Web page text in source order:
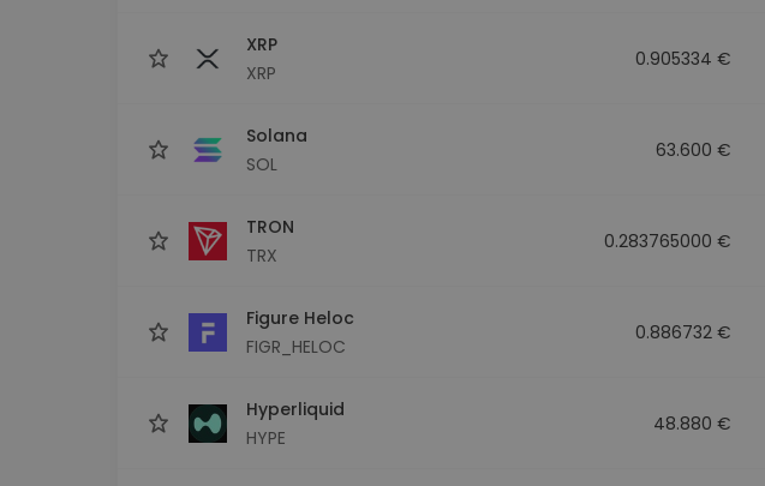
XRP
XRP
0.905334 €
Solana
SOL
63.600 €
TRON
TRX
0.283765000 €
Figure Heloc
FIGR_HELOC
0.886732 €
Hyperliquid
HYPE
48.880 €